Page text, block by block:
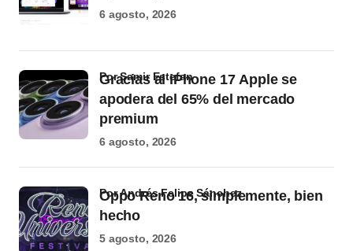
6 agosto, 2026
Gracias al iPhone 17 Apple se
apodera del 65% del mercado
premium
por Samir Estefan
6 agosto, 2026
Oppo Reno 16, simplemente, bien
hecho
por Andrés Felipe Sánchez
5 agosto, 2026